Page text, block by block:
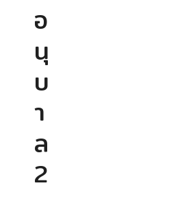
อ
นุ
บ
า
ล
2